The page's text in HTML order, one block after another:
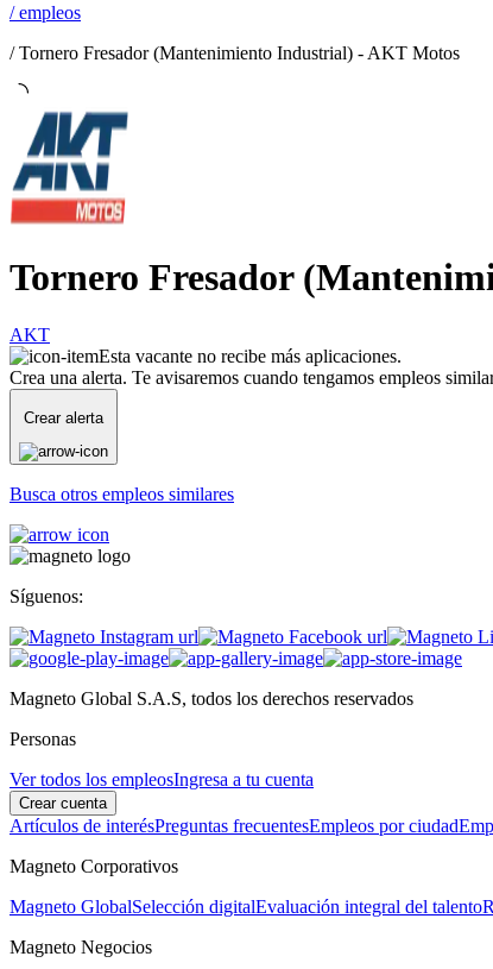
/empleos
/Tornero Fresador (Mantenimiento Industrial) - AKT Motos
Tornero Fresador
AKT
Esta vacante no recibe más aplicaciones.
Crea una alerta. Te avisaremos cuando tengamos empleos
Crear alerta
Busca otros empleos similares
Síguenos:
Magneto Global S.A.S, todos los derechos reservados
Personas
Ver todos los empleosIngresa a tu cuenta
Crear cuenta
Artículos de interésPreguntas frecuentesEmpleos por ciudad
Magneto Corporativos
Magneto GlobalSelección digitalEvaluación integral del talento
Magneto Negocios